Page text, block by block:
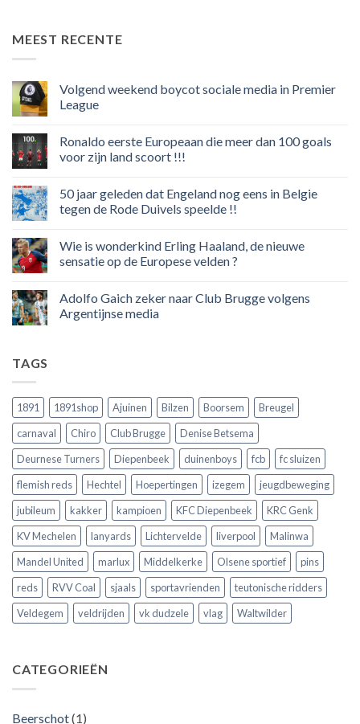
MEEST RECENTE
Volgend weekend boycot sociale media in Premier
League
op
weekend
media
in
Premier
Ronaldo eerste Europeaan die meer dan 100 goals
voor zijn land scoort !!!
op
Ronaldo
eerste
meer
100
zijn
land
scoort
50 jaar geleden dat Engeland nog eens in Belgie
tegen de Rode Duivels speelde !!
op
jaar
Engeland
nog
eens
!!
Wie is wonderkind Erling Haaland, de nieuwe
sensatie op de Europese velden ?
op
Wie
is
de
Europese
velden
Adolfo Gaich zeker naar Club Brugge volgens
Argentijnse media
Club
Brugge
volgens
Argentijnse
media
TAGS
1891 1891shop Ajuinen Bilzen Boorsem
Breugel
carnaval
Chiro Club Brugge
Denise Betsema
Deurnese Turners
Diepenbeek duinenboys fcb
fc sluizen
flemish reds
Hechtel Hoepertingen izegem
jeugdbeweging
jubileum
kakker kampioen KFC Diepenbeek
KRC Genk
KV Mechelen
lanyards Lichtervelde liverpool
Malinwa
Mandel United
marlux Middelkerke Olsene sportief
pins
reds
RVV Coal sjaals sportavrienden
teutonische ridders
Veldegem
veldrijden vk dudzele vlag Waltwilder
CATEGORIEËN
Beerschot(1)